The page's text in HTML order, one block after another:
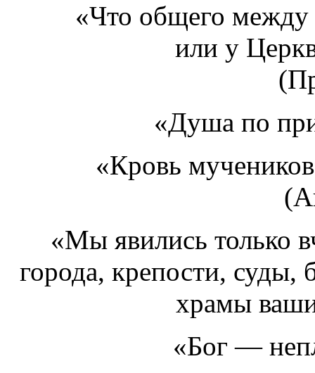
«Что общего
или у
«Душа по
«Кровь
«Мы явились только
города, крепости, суды,
храмы
«Бог —